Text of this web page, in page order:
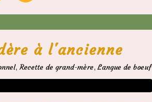
à l'ancienne
, Recette de grand-mère,Langue de boeuf